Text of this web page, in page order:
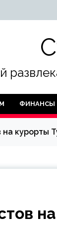
ФИНАНСЫ
на курорты